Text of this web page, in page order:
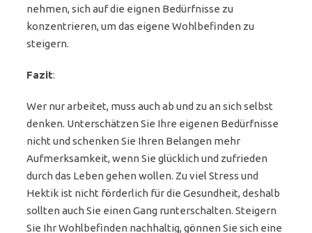
nehmen, sich auf die eignen Bedürfnisse zu
konzentrieren, um das eigene Wohlbefinden zu
steigern.
Fazit:
Wer nur arbeitet, muss auch ab und zu an sich selbst
denken. Unterschätzen Sie Ihre eigenen Bedürfnisse
nicht und schenken Sie Ihren Belangen mehr
Aufmerksamkeit, wenn Sie glücklich und zufrieden
durch das Leben gehen wollen. Zu viel Stress und
Hektik ist nicht förderlich für die Gesundheit, deshalb
sollten auch Sie einen Gang runterschalten. Steigern
Sie Ihr Wohlbefinden nachhaltig, gönnen Sie sich eine